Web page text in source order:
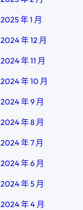
2025 年 1 月
2024 年 12 月
2024 年 11 月
2024 年 10 月
2024 年 9 月
2024 年 8 月
2024 年 7 月
2024 年 6 月
2024 年 5 月
2024 年 4 月